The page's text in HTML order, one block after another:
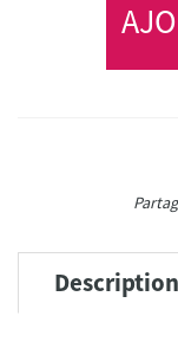
Description